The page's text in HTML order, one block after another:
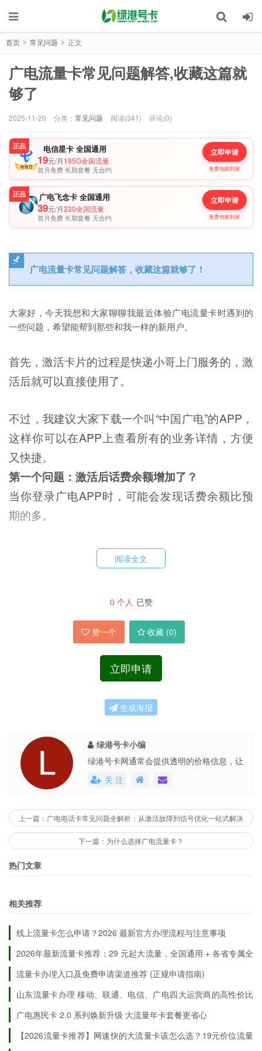
首页 > 常见问题 > 正文
广电流量卡常见问题解答,收藏这篇就
够了
2025-11-20 分类： 常见问题 阅读(341) 评论(0)
正品 电信星卡 全国通用
19元/月185G全国流量
首月免费 长期套餐 无合约
立即申请
免费包邮到家
正品 广电飞念卡 全国通用
39元/月230全国流量
首月免费 长期套餐 无合约
立即申请
免费包邮到家
广电流量卡常见问题解答，收藏这篇就够了！
大家好，今天我想和大家聊聊我最近体验广电流量卡时遇到的
一些问题，希望能帮到那些和我一样的新用户。
首先，激活卡片的过程是快递小哥上门服务的，激
活后就可以直接使用了。
不过，我建议大家下载一个叫“中国广电”的APP，
这样你可以在APP上查看所有的业务详情，方便
又快捷。
第一个问题：激活后话费余额增加了？
当你登录广电APP时，可能会发现话费余额比预
期的多。
这是因为广电首月会赠送一定的免费体验金，这笔
钱会直接打到你的账户余额里。所以，别担心，这
第二个问题：流量套餐的问题
广电飞鲨卡的原套餐只有30G的流量，但如果你首
的，而30G则是按天折算的。所以，有些朋友可能
因。
第三个问题：首充叠加流量的有效期
首充完叠加的162G流量是有两年有效期的。在这
162G流量的有效期延长到十年。所以，记得定期
检查一下你的流量余额哦！
如果你还有其他问题或者不明白的地方，欢迎在评
阅读全文
0 个人 已赞
赞一个 收藏 (0)
立即申请
生成海报
绿港号卡小编
绿港号卡网通常会提供透明的价格信息，让
用户能够清楚地了解到每个号卡套餐的具体
费用。这些平台还会不定期地推出各种优惠
了市场的公平竞争。
关 注
上一篇：广电电话卡常见问题全解析：从激活故障到信号优化一站式解决
下一篇：为什么选择广电流量卡？
热门文章
相关推荐
线上流量卡怎么申请？2026 最新官方办理流程与注意事项
2026年最新流量卡推荐：29 元起大流量，全国通用 + 各省专属全
覆盖申请入口
流量卡办理入口及免费申请渠道推荐 (正规申请指南)
山东流量卡办理 移动、联通、电信、广电‌四大运营商的高性价比
套餐
广电惠民卡 2.0 系列焕新升级 大流量年卡套餐更省心
【2026流量卡推荐】网速快的大流量卡该怎么选？19元价位流量